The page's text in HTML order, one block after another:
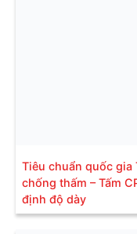
Tiêu chuẩn quốc gia
chống thấm – Tấm
định độ dày